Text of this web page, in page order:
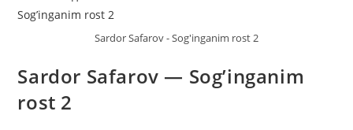
Sardor Safarov - Sog'inganim rost 2
Sardor Safarov — Sog’inganim
rost 2